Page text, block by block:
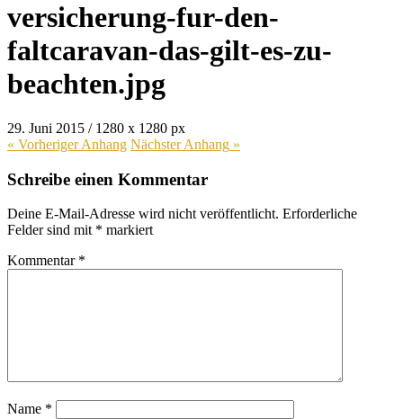
versicherung-fur-den-
faltcaravan-das-gilt-es-zu-
beachten.jpg
29. Juni 2015 / 1280 x 1280 px
« VorherigerAnhang NächsterAnhang »
Schreibe einen Kommentar
Deine E-Mail-Adresse wird nicht veröffentlicht. Erforderliche
Felder sind mit * markiert
Kommentar *
Name *